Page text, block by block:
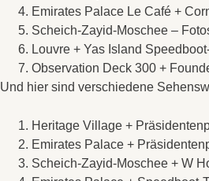
Emirates Palace Le Café +
Scheich-Zayid-Moschee –
Louvre + Yas Island
Observation Deck 300 +
Und hier sind verschiedene
Heritage Village +
Emirates Palace +
Scheich-Zayid-Moschee + W